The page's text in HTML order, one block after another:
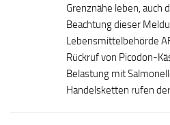
Grenznähe leben, auch
Beachtung dieser
Lebensmittelbehörde
Rückruf von Picodon-
Belastung mit
Handelsketten rufen